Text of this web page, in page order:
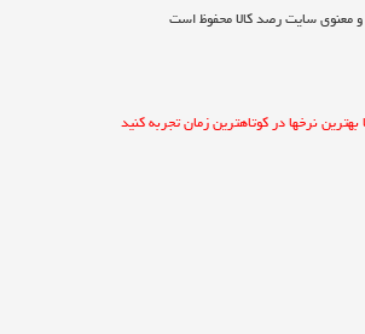
نرخها در کوتاهترین زمان تجربه کنید